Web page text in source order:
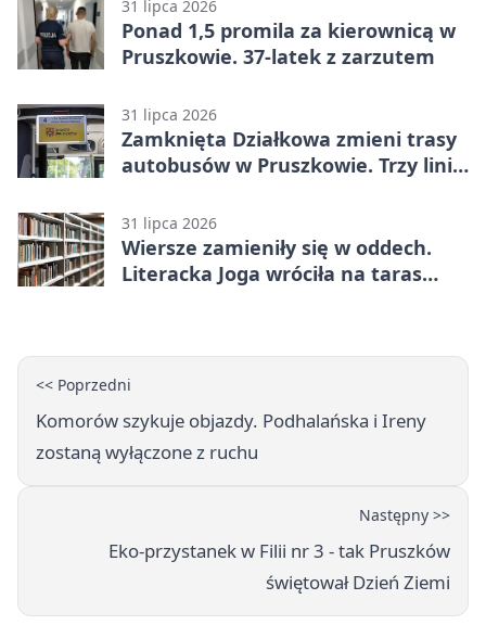
31 lipca 2026
Ponad 1,5 promila za kierownicą w
Pruszkowie. 37-latek z zarzutem
31 lipca 2026
Zamknięta Działkowa zmieni trasy
autobusów w Pruszkowie. Trzy linie
31 lipca 2026
Wiersze zamieniły się w oddech.
Literacka Joga wróciła na taras
<< Poprzedni
Komorów szykuje objazdy. Podhalańska i Ireny
zostaną wyłączone z ruchu
Następny >>
Eko-przystanek w Filii nr 3 - tak Pruszków
świętował Dzień Ziemi